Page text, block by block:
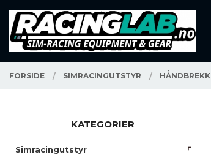
innholdet
PRODUKTER
Lukk
FORSIDE SIMRACINGUTSTYR HÅNDBREKK
KATEGORIER
Simracingutstyr